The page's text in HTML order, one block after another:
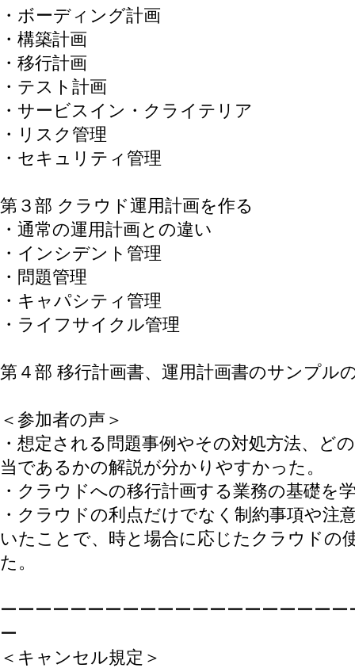
・ボーディング計画
・構築計画
・移行計画
・テスト計画
・サービスイン・クライテリア
・リスク管理
・セキュリティ管理
第３部 クラウド運用計画を作る
・通常の運用計画との違い
・インシデント管理
・問題管理
・キャパシティ管理
・ライフサイクル管理
第４部 移行計画書、運用計画書のサンプル
＜参加者の声＞
・ 想定される問題事例やその対処方法、ど
当であるかの解説が分かりやすかった。
・クラウドへの移行計画する業務の基礎を
・クラウドの利点だけでなく制約事項や注
いたことで、時と場合に応じたクラウドの
た。
ーーーーーーーーーーーーーーーーーーー
ー
＜キャンセル規定＞